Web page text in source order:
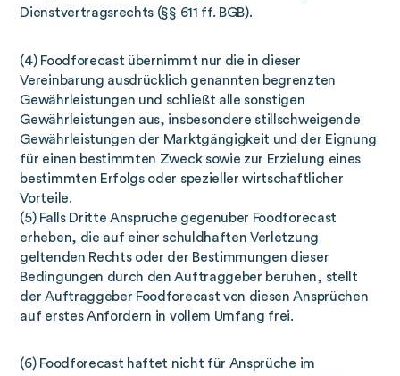
Dienstvertragsrechts (§§ 611 ff. BGB).
(4) Foodforecast übernimmt nur die in dieser
Vereinbarung ausdrücklich genannten begrenzten
Gewährleistungen und schließt alle sonstigen
Gewährleistungen aus, insbesondere stillschweigende
Gewährleistungen der Marktgängigkeit und der Eignung
für einen bestimmten Zweck sowie zur Erzielung eines
bestimmten Erfolgs oder spezieller wirtschaftlicher
Vorteile.
(5) Falls Dritte Ansprüche gegenüber Foodforecast
erheben, die auf einer schuldhaften Verletzung
geltenden Rechts oder der Bestimmungen dieser
Bedingungen durch den Auftraggeber beruhen, stellt
der Auftraggeber Foodforecast von diesen Ansprüchen
auf erstes Anfordern in vollem Umfang frei.
(6) Foodforecast haftet nicht für Ansprüche im